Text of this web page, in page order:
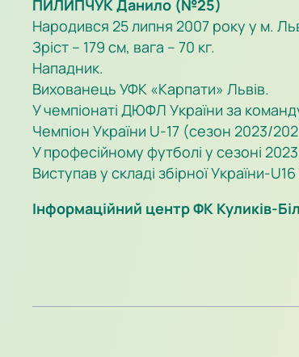
ПИЛИПЧУК Данило (№25)
Народився 25 липня 2007 року у м.
Зріст – 179 см, вага – 70 кг.
Нападник.
Вихованець УФК «Карпати» Львів.
У чемпіонаті ДЮФЛ України за
Чемпіон України U-17 (сезон 2023/
У професійному футболі у сезоні
Виступав у складі збірної України-
Інформаційний центр ФК Куликів-